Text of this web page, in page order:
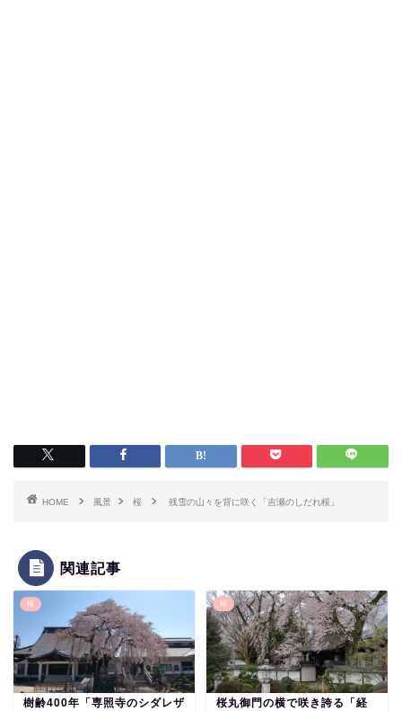
HOME 風景 桜 残雪の山々を背に咲く「吉瀬のしだれ桜」
関連記事
桜
樹齢400年「専照寺のシダレザ
桜
桜丸御門の横で咲き誇る「経